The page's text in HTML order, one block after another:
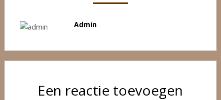
Admin
Een reactie toevoegen